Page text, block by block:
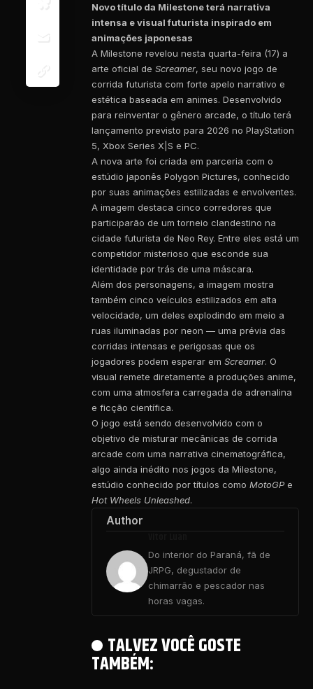
Novo título da Milestone terá narrativa
intensa e visual futurista inspirado em
animações japonesas
A Milestone revelou nesta quarta-feira (17) a
arte oficial de Screamer, seu novo jogo de
corrida futurista com forte apelo narrativo e
estética baseada em animes. Desenvolvido
para reinventar o gênero arcade, o título terá
lançamento previsto para 2026 no PlayStation
5, Xbox Series X|S e PC.
A nova arte foi criada em parceria com o
estúdio japonês Polygon Pictures, conhecido
por suas animações estilizadas e envolventes.
A imagem destaca cinco corredores que
participarão de um torneio clandestino na
cidade futurista de Neo Rey. Entre eles está um
competidor misterioso que esconde sua
identidade por trás de uma máscara.
Além dos personagens, a imagem mostra
também cinco veículos estilizados em alta
velocidade, um deles explodindo em meio a
ruas iluminadas por neon — uma prévia das
corridas intensas e perigosas que os
jogadores podem esperar em Screamer. O
visual remete diretamente a produções anime,
com uma atmosfera carregada de adrenalina
e ficção científica.
O jogo está sendo desenvolvido com o
objetivo de misturar mecânicas de corrida
arcade com uma narrativa cinematográfica,
algo ainda inédito nos jogos da Milestone,
estúdio conhecido por títulos como MotoGP e
Hot Wheels Unleashed.
Author
Do interior do Paraná, fã de
JRPG, degustador de
chimarrão e pescador nas
horas vagas.
TALVEZ VOCÊ GOSTE
TAMBÉM: